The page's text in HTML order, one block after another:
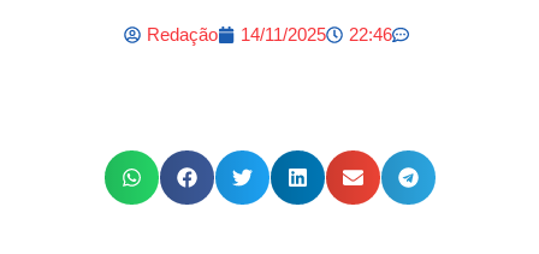
Redação 14/11/2025 22:46